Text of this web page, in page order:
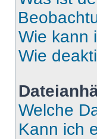
Wie kann
Wie
Welche
Kann ich